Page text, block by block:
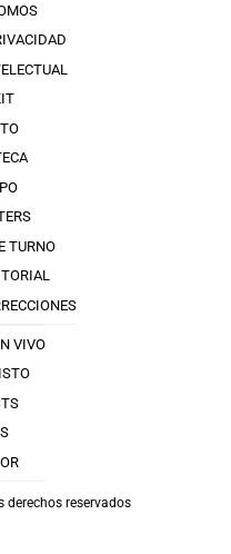
TURNO
VIVO
derechos reservados